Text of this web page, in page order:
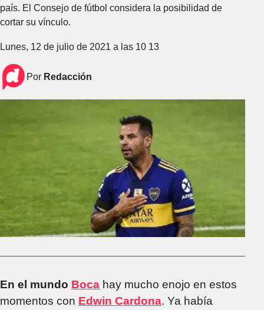
país. El Consejo de fútbol considera la posibilidad de
cortar su vínculo.
Lunes, 12 de julio de 2021 a las 10 13
Por Redacción
En el mundo Boca hay mucho enojo en estos
momentos con Edwin Cardona. Ya había